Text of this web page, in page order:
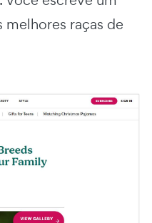
melhores raças de